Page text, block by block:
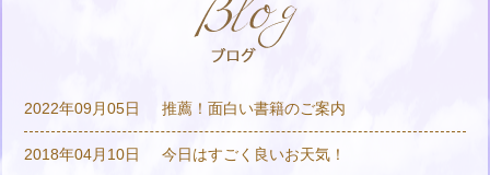
2022年09月05日 推薦！面白い書籍のご案内
2018年04月10日 今日はすごく良いお天気！